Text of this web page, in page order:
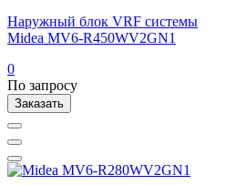
Наружный блок VRF системы
Midea MV6-R450WV2GN1
0
По запросу
Заказать